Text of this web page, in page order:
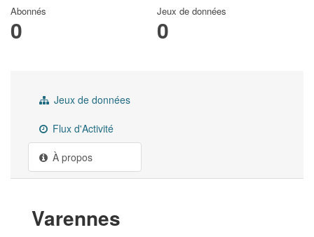
Abonnés
0
Jeux de données
0
Jeux de données
Flux d'Activité
À propos
Varennes